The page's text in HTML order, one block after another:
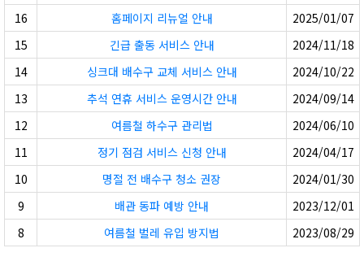
16
홈페이지 리뉴얼 안내
2025/01/07
15
긴급 출동 서비스 안내
2024/11/18
14
싱크대 배수구 교체 서비스 안내
2024/10/22
13
추석 연휴 서비스 운영시간 안내
2024/09/14
12
여름철 하수구 관리법
2024/06/10
11
정기 점검 서비스 신청 안내
2024/04/17
10
명절 전 배수구 청소 권장
2024/01/30
9
배관 동파 예방 안내
2023/12/01
8
여름철 벌레 유입 방지법 2023/08/29